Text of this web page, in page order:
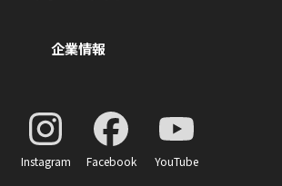
企業情報
Instagram Facebook YouTube